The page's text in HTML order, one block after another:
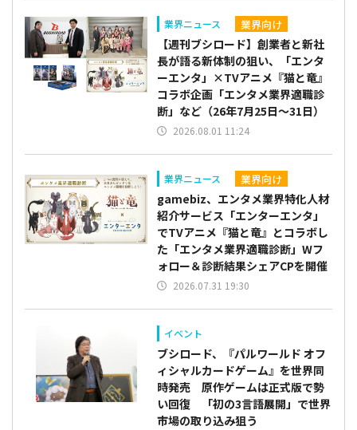
業界ニュース 業界向け
【週刊ブシロード】創業者と新社
長が語る新体制の狙い、「エンタ
ーエンタ」×TVアニメ『猫と竜』
コラボ企画「エンタメ業界適職診
断」など（26年7月25日～31日）
2026.08.01 11:24
業界ニュース 業界向け
gamebiz、エンタメ業界特化人材
紹介サービス「エンターエンタ」
でTVアニメ『猫と竜』とコラボし
た「エンタメ業界適職診断」Wフ
ォロー＆診断結果シェアCPを開催
2026.07.31 19:30
イベント
ブシロード、『パルワールド オフ
ィシャルカードゲーム』を世界同
時発売 原作ゲームは正式版で勢
い回復 「初の3言語展開」で世界
市場の取り込み狙う